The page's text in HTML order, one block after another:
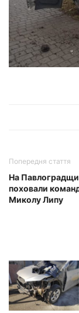
Попередня стаття
На
поховали
Миколу Липу